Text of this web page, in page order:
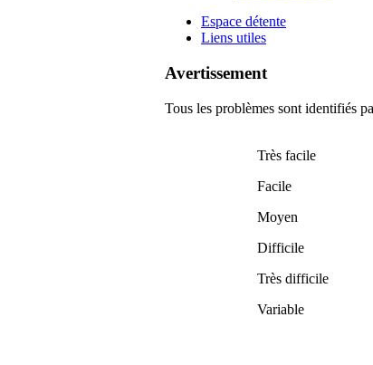
Espace détente
Liens utiles
Avertissement
Tous les problèmes sont identifiés
Très facile
Facile
Moyen
Difficile
Très difficile
Variable